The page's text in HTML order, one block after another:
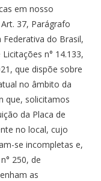
em nosso
37, Parágrafo
Federativa do Brasil,
n° 14.133,
que dispõe sobre
no âmbito da
que, solicitamos
da Placa de
no local, cujo
se incompletas e,
250, de
as